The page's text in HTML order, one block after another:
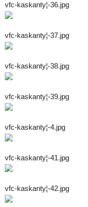
vfc-kaskanty¦-36.jpg
vfc-kaskanty¦-37.jpg
vfc-kaskanty¦-38.jpg
vfc-kaskanty¦-39.jpg
vfc-kaskanty¦-4.jpg
vfc-kaskanty¦-41.jpg
vfc-kaskanty¦-42.jpg